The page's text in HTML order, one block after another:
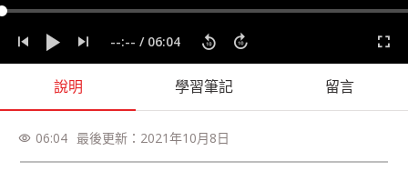
課程內容(73) 學習筆記(43) 會員(166) 課程介紹
--:-- / 06:04
說明 學習筆記 留言
visibility 06:04 最後更新： 2021年10月8日